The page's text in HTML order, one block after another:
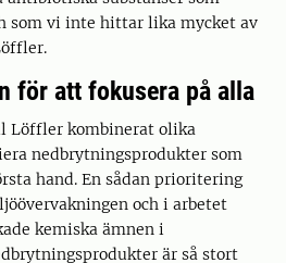
som vi inte hittar lika mycket av
för att fokusera på alla
Löffler kombinerat olika
nedbrytningsprodukter som
hand. En sådan prioritering
och i arbetet
kemiska ämnen i
är så stort